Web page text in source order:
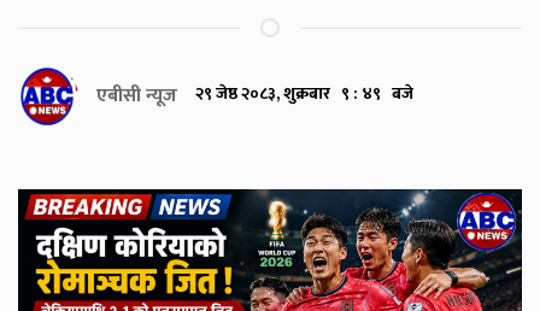
एबीसी न्यूज २९ जेष्ठ २०८३, शुक्रबार ९ : ४९ बजे